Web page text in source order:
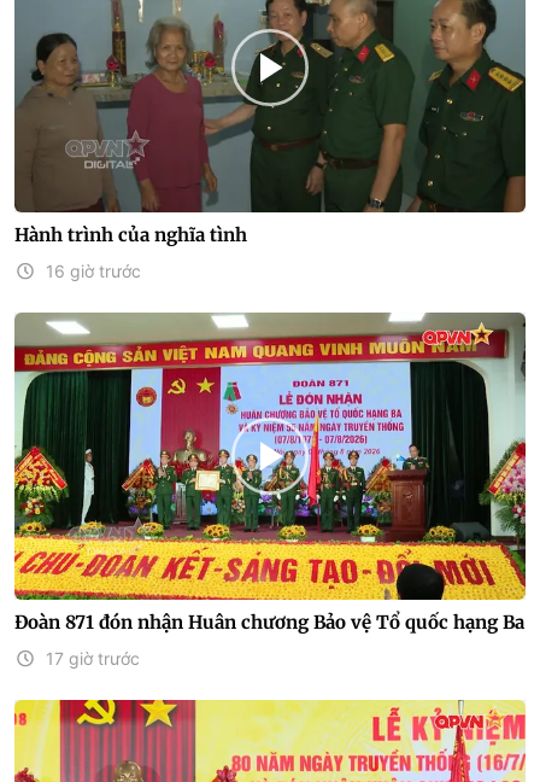
Hành trình của nghĩa tình
16 giờ trước
Đoàn 871 đón nhận Huân chương Bảo vệ Tổ quốc hạng Ba
17 giờ trước